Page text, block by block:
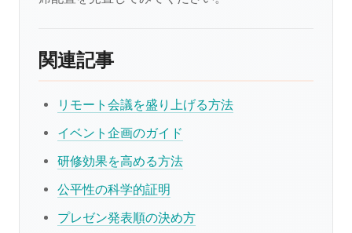
関連記事
リモート会議を盛り上げる方法
イベント企画のガイド
研修効果を高める方法
公平性の科学的証明
プレゼン発表順の決め方